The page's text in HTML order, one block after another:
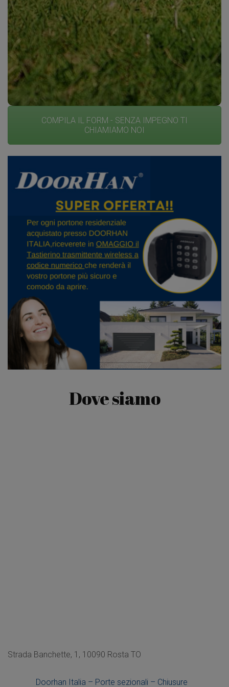
numerico,svuotando così le tasche o la borsa ma
soprattutto vi libererete dal pensiero di non perderle o
doverle cercare.Una soluzione pratica,sicura che
eviterà anche inutili perdite di tempo nel dover
cercare il telecomando o la chiave.
“DOORHAN ITALIA la migliore
opzione per il tuo garage!
COMPILA IL FORM - SENZA IMPEGNO TI
CHIAMIAMO NOI
Dove siamo
Strada Banchette, 1, 10090 Rosta TO
Doorhan Italia – Porte sezionali – Chiusure